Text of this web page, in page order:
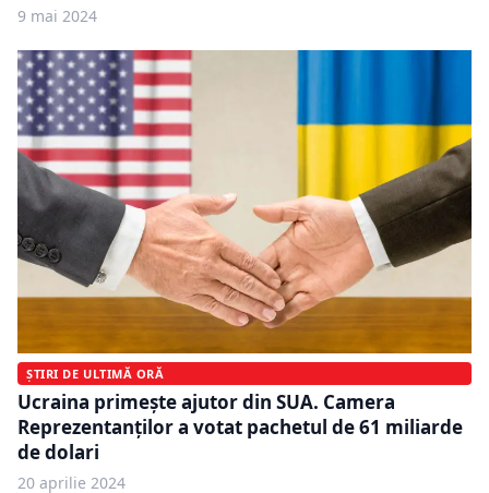
9 mai 2024
ȘTIRI DE ULTIMĂ ORĂ
Ucraina primeşte ajutor din SUA. Camera
Reprezentanţilor a votat pachetul de 61 miliarde
de dolari
20 aprilie 2024